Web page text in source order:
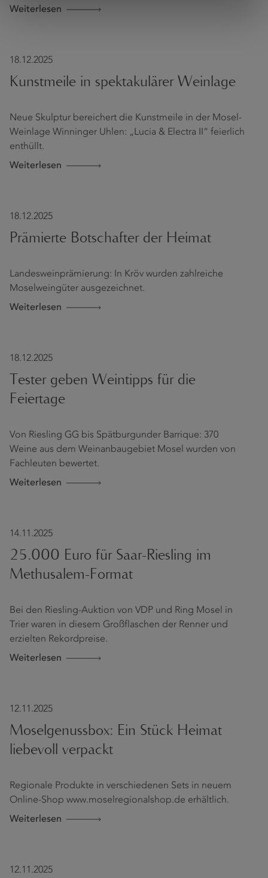
Weiterlesen
18.12.2025
Kunstmeile in spektakulärer Weinlage
Neue Skulptur bereichert die Kunstmeile in der Mosel-
Weinlage Winninger Uhlen: „Lucia & Electra II“ feierlich
enthüllt.
Weiterlesen
18.12.2025
Prämierte Botschafter der Heimat
Landesweinprämierung: In Kröv wurden zahlreiche
Moselweingüter ausgezeichnet.
Weiterlesen
18.12.2025
Tester geben Weintipps für die
Feiertage
Von Riesling GG bis Spätburgunder Barrique: 370
Weine aus dem Weinanbaugebiet Mosel wurden von
Fachleuten bewertet.
Weiterlesen
14.11.2025
25.000 Euro für Saar-Riesling im
Methusalem-Format
Bei den Riesling-Auktion von VDP und Ring Mosel in
Trier waren in diesem Großflaschen der Renner und
erzielten Rekordpreise.
Weiterlesen
12.11.2025
Moselgenussbox: Ein Stück Heimat
liebevoll verpackt
Regionale Produkte in verschiedenen Sets in neuem
Online-Shop www.moselregionalshop.de erhältlich.
Weiterlesen
12.11.2025